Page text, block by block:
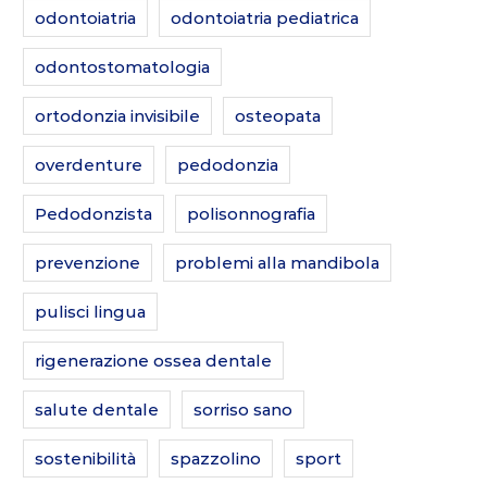
odontoiatria odontoiatria pediatrica
odontostomatologia
ortodonzia invisibile osteopata
overdenture pedodonzia
Pedodonzista polisonnografia
prevenzione problemi alla mandibola
pulisci lingua
rigenerazione ossea dentale
salute dentale sorriso sano
sostenibilità spazzolino sport